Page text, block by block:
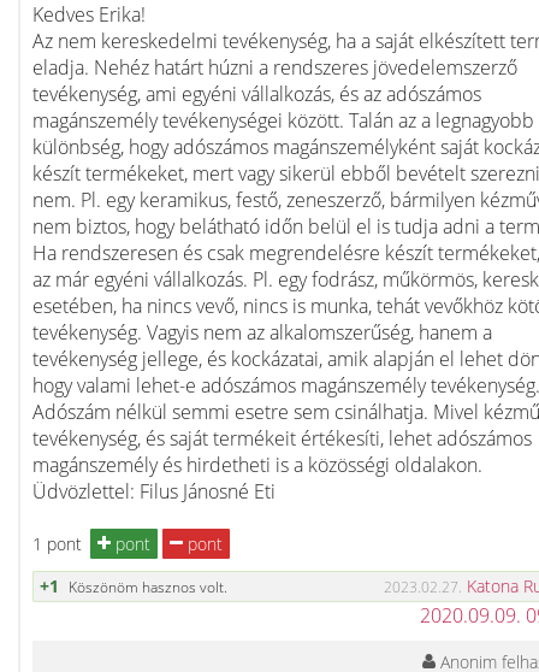
Kedves Erika!
Az nem kereskedelmi tevékenység, ha a saját elkészített
eladja. Nehéz határt húzni a rendszeres jövedelemszerző
tevékenység, ami egyéni vállalkozás, és az adószámos
magánszemély tevékenységei között. Talán az a legnagyobb
különbség, hogy adószámos magánszemélyként saját
készít termékeket, mert vagy sikerül ebből bevételt
nem. Pl. egy keramikus, festő, zeneszerző, bármilyen
nem biztos, hogy belátható időn belül el is tudja adni a
Ha rendszeresen és csak megrendelésre készít
az már egyéni vállalkozás. Pl. egy fodrász, műkörmös,
esetében, ha nincs vevő, nincs is munka, tehát vevőkhöz
tevékenység. Vagyis nem az alkalomszerűség, hanem a
tevékenység jellege, és kockázatai, amik alapján el lehet
hogy valami lehet-e adószámos magánszemély tevékenység.
Adószám nélkül semmi esetre sem csinálhatja. Mivel
tevékenység, és saját termékeit értékesíti, lehet adószámos
magánszemély és hirdetheti is a közösségi oldalakon.
Üdvözlettel: Filus Jánosné Eti
1 pont pont
pont
+1
Köszönöm hasznos volt. 2023.02.27. Katona
2020.09.09.
Anonim